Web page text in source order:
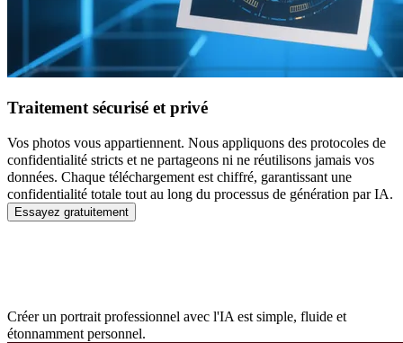
Traitement sécurisé et privé
Vos photos vous appartiennent. Nous appliquons des protocoles de
confidentialité stricts et ne partageons ni ne réutilisons jamais vos
données. Chaque téléchargement est chiffré, garantissant une
confidentialité totale tout au long du processus de génération par IA.
Essayez gratuitement
Créer un portrait professionnel avec l'IA est simple, fluide et
étonnamment personnel.